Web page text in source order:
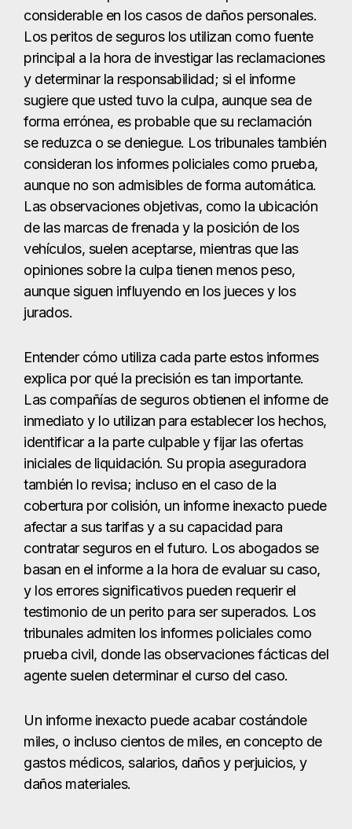
considerable en los casos de daños personales.
Los peritos de seguros los utilizan como fuente
principal a la hora de investigar las reclamaciones
y determinar la responsabilidad; si el informe
sugiere que usted tuvo la culpa, aunque sea de
forma errónea, es probable que su reclamación
se reduzca o se deniegue. Los tribunales también
consideran los informes policiales como prueba,
aunque no son admisibles de forma automática.
Las observaciones objetivas, como la ubicación
de las marcas de frenada y la posición de los
vehículos, suelen aceptarse, mientras que las
opiniones sobre la culpa tienen menos peso,
aunque siguen influyendo en los jueces y los
jurados.
Entender cómo utiliza cada parte estos informes
explica por qué la precisión es tan importante.
Las compañías de seguros obtienen el informe de
inmediato y lo utilizan para establecer los hechos,
identificar a la parte culpable y fijar las ofertas
iniciales de liquidación. Su propia aseguradora
también lo revisa; incluso en el caso de la
cobertura por colisión, un informe inexacto puede
afectar a sus tarifas y a su capacidad para
contratar seguros en el futuro. Los abogados se
basan en el informe a la hora de evaluar su caso,
y los errores significativos pueden requerir el
testimonio de un perito para ser superados. Los
tribunales admiten los informes policiales como
prueba civil, donde las observaciones fácticas del
agente suelen determinar el curso del caso.
Un informe inexacto puede acabar costándole
miles, o incluso cientos de miles, en concepto de
gastos médicos, salarios, daños y perjuicios, y
daños materiales.